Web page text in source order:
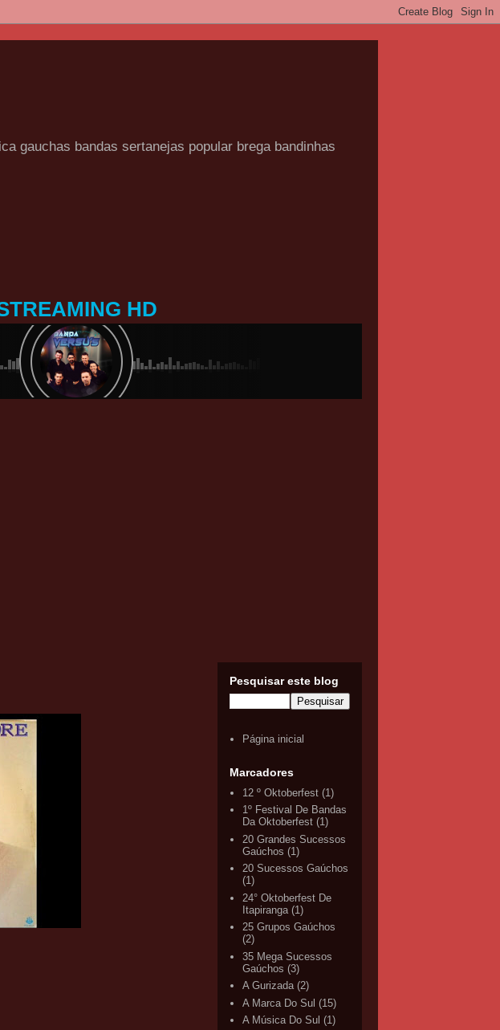
gauchas bandas sertanejas popular brega bandinhas
HD
Pesquisar este blog
Página inicial
Marcadores
12 º Oktoberfest (1)
1º Festival De Bandas
Da Oktoberfest (1)
20 Grandes Sucessos
Gaúchos (1)
20 Sucessos Gaúchos
(1)
24° Oktoberfest De
Itapiranga (1)
25 Grupos Gaúchos
(2)
35 Mega Sucessos
Gaúchos (3)
A Gurizada (2)
A Marca Do Sul (15)
A Música Do Sul (1)